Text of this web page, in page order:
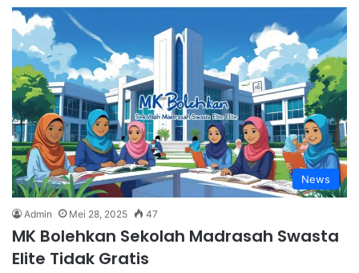
News
Admin Mei 28, 2025 47
MK Bolehkan Sekolah Madrasah Swasta
Elite Tidak Gratis